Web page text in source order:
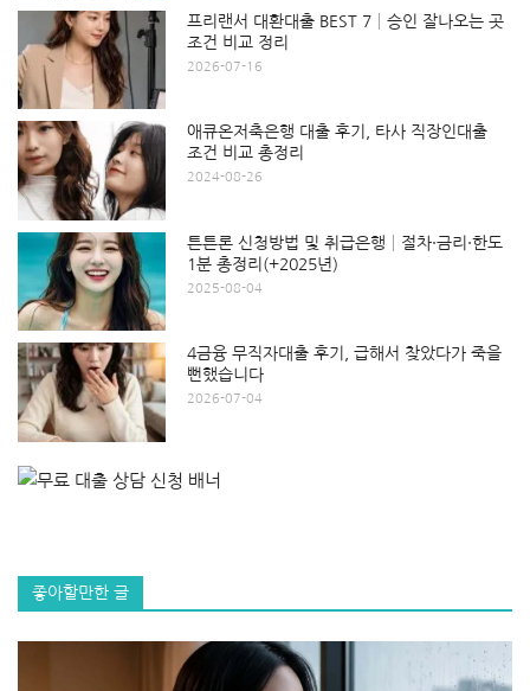
프리랜서 대환대출 BEST 7│승인 잘나오는 곳
조건 비교 정리
2026-07-16
애큐온저축은행 대출 후기, 타사 직장인대출
조건 비교 총정리
2024-08-26
튼튼론 신청방법 및 취급은행│절차·금리·한도
1분 총정리(+2025년)
2025-08-04
4금융 무직자대출 후기, 급해서 찾았다가 죽을
뻔했습니다
2026-07-04
좋아할만한 글